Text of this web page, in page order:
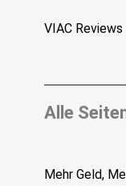
VIAC Reviews
Alle
Mehr Geld,